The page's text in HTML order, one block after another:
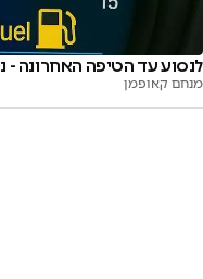
לנסוע עד הטיפה האחרונה -
מנחם קאופמן